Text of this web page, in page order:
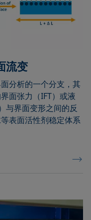
流变
分析的一个分支，其
面张力（IFT）或液
与界面变形之间的反
表面活性剂稳定体系